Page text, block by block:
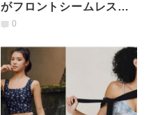
がフロントシームレスに
進化！他にも新作が登場
0